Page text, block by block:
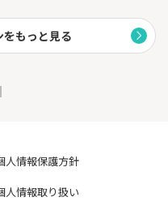
移動中でもお仕事いただ
、プリンターなど複数台
々あります。
もっと見る
人情報保護方針
人情報取り扱い